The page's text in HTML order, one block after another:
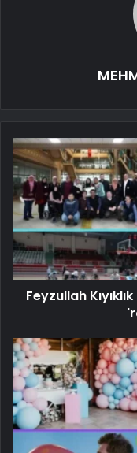
Feyzullah